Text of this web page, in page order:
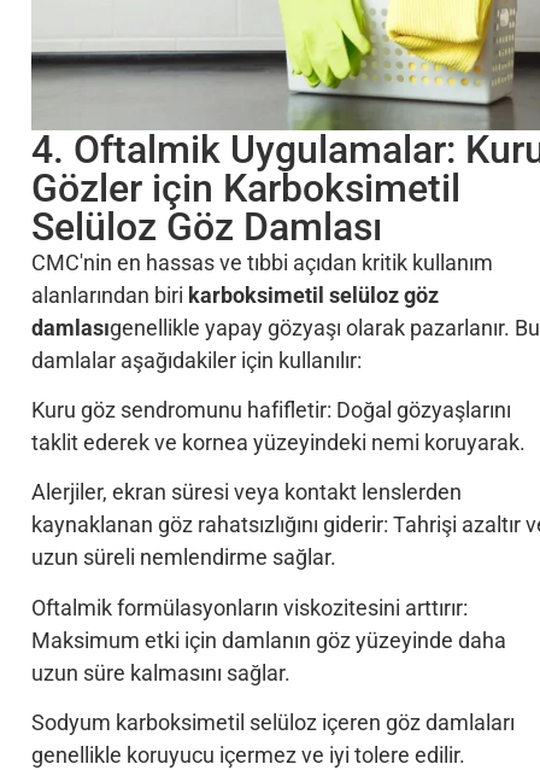
4. Oftalmik Uygulamalar:
Gözler için Karboksimetil
Selüloz Göz Damlası
CMC'nin en hassas ve tıbbi açıdan kritik kullanım
alanlarından biri karboksimetil selüloz göz
damlasıgenellikle yapay gözyaşı olarak pazarlanır. Bu
damlalar aşağıdakiler için kullanılır:
Kuru göz sendromunu hafifletir: Doğal gözyaşlarını
taklit ederek ve kornea yüzeyindeki nemi koruyarak.
Alerjiler, ekran süresi veya kontakt lenslerden
kaynaklanan göz rahatsızlığını giderir: Tahrişi azaltır
uzun süreli nemlendirme sağlar.
Oftalmik formülasyonların viskozitesini arttırır:
Maksimum etki için damlanın göz yüzeyinde daha
uzun süre kalmasını sağlar.
Sodyum karboksimetil selüloz içeren göz damlaları
genellikle koruyucu içermez ve iyi tolere edilir.